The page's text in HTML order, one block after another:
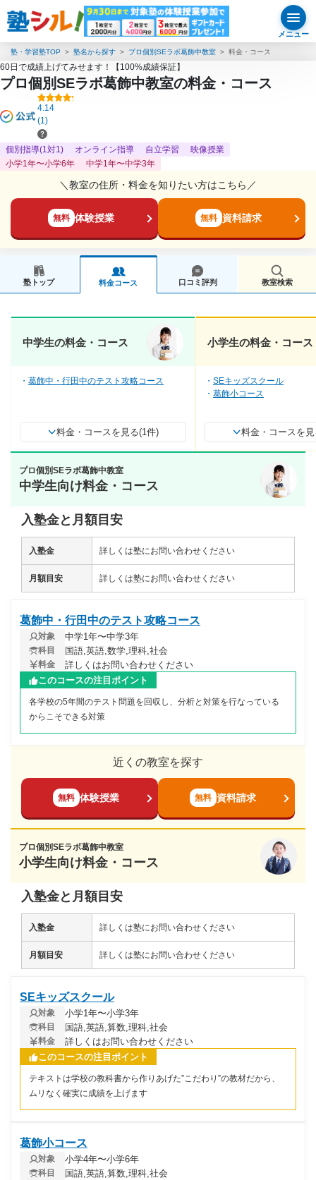
メニュー
塾・学習塾TOP 塾名から探す プロ個別SEラボ葛飾中教室 料金・コース
60日で成績上げてみせます！【100%成績保証】
プロ個別SEラボ葛飾中教室の料金・コース
4.14
(1)
個別指導(1対1) オンライン指導 自立学習
映像授業
小学1年〜小学6年
中学1年〜中学3年
＼教室の住所・料金を知りたい方はこちら／
無料 体験授業 無料 資料請求
塾トップ 料金コース 口コミ評判 教室検索
中学生の料金・コース
葛飾中・行田中のテスト攻略コース
料金・コースを見る(1件)
小学生の料金・コース
SEキッズスクール
葛飾小コース
料金・コースを
プロ個別SEラボ葛飾中教室
中学生向け料金・コース
入塾金と月額目安
入塾金 詳しくは塾にお問い合わせください
月額目安 詳しくは塾にお問い合わせください
葛飾中・行田中のテスト攻略コース
対象 中学1年〜中学3年
科目 国語,英語,数学,理科,社会
料金
詳しくはお問い合わせください
このコースの注目ポイント
各学校の5年間のテスト問題を回収し、分析と対策を行なっている
からこそできる対策
近くの教室を探す
無料 体験授業 無料 資料請求
プロ個別SEラボ葛飾中教室
小学生向け料金・コース
入塾金と月額目安
入塾金 詳しくは塾にお問い合わせください
月額目安 詳しくは塾にお問い合わせください
SEキッズスクール
対象 小学1年〜小学3年
科目 国語,英語,算数,理科,社会
料金
詳しくはお問い合わせください
このコースの注目ポイント
テキストは学校の教科書から作りあげた”こだわり”の教材だから、
ムリなく確実に成績を上げます
葛飾小コース
対象 小学4年〜小学6年
科目 国語,英語,算数,理科,社会